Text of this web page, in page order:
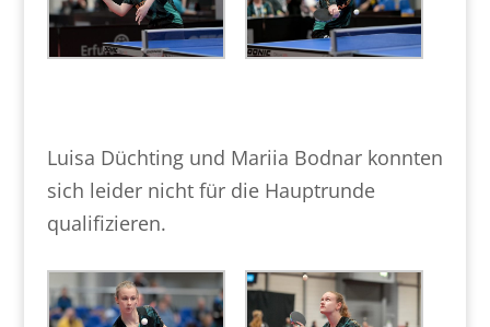
Luisa Düchting und Mariia Bodnar konnten
sich leider nicht für die Hauptrunde
qualifizieren.